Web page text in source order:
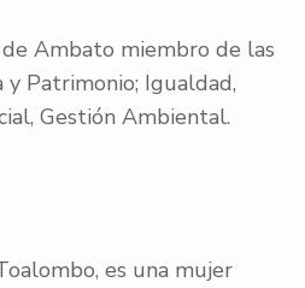
de Ambato miembro de las
Patrimonio; Igualdad,
Gestión Ambiental.
es una mujer